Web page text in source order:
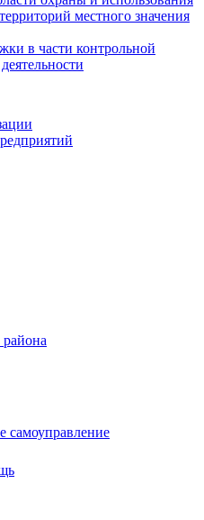
местного значения
в части контрольной
самоуправление